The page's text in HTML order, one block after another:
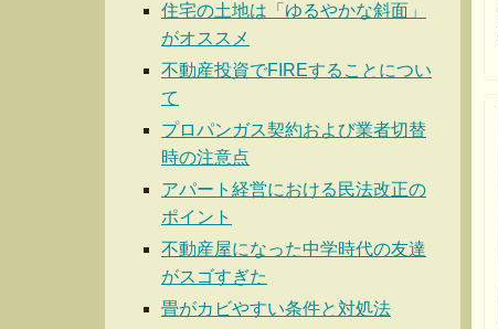
住宅の土地は「ゆるやかな斜面」
がオススメ
不動産投資でFIREすることについ
て
プロパンガス契約および業者切替
時の注意点
アパート経営における民法改正の
ポイント
不動産屋になった中学時代の友達
がスゴすぎた
畳がカビやすい条件と対処法